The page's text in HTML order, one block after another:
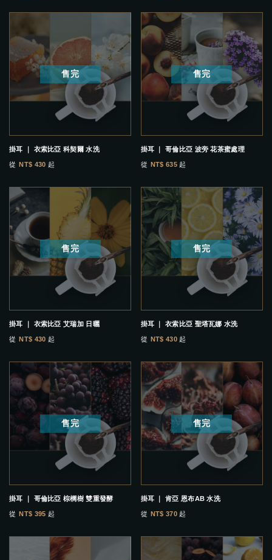
售完
掛耳 ｜ 衣索比亞 科契爾 水洗
從 NT$ 430 起
售完
掛耳 ｜ 哥倫比亞 波旁 花茶蜜處理
從 NT$ 635起
售完
掛耳 ｜ 衣索比亞 艾瑞加 日曬
從 NT$ 430 起
售完
掛耳 ｜ 衣索比亞 聖塔瓦娜 水洗
從 NT$ 430起
售完
掛耳 ｜ 哥倫比亞 棕櫚樹 雙重發酵
從 NT$ 395 起
售完
掛耳 ｜ 肯亞 恩布AB 水洗
從 NT$ 370起